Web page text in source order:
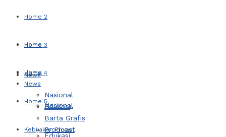
Home 2
Home 3
Home 4
Home 5
Kebijakan Privasi
Home
News
Nasional
Home
News
Nasional
Edukasi
Barta Grafis
Prodcast